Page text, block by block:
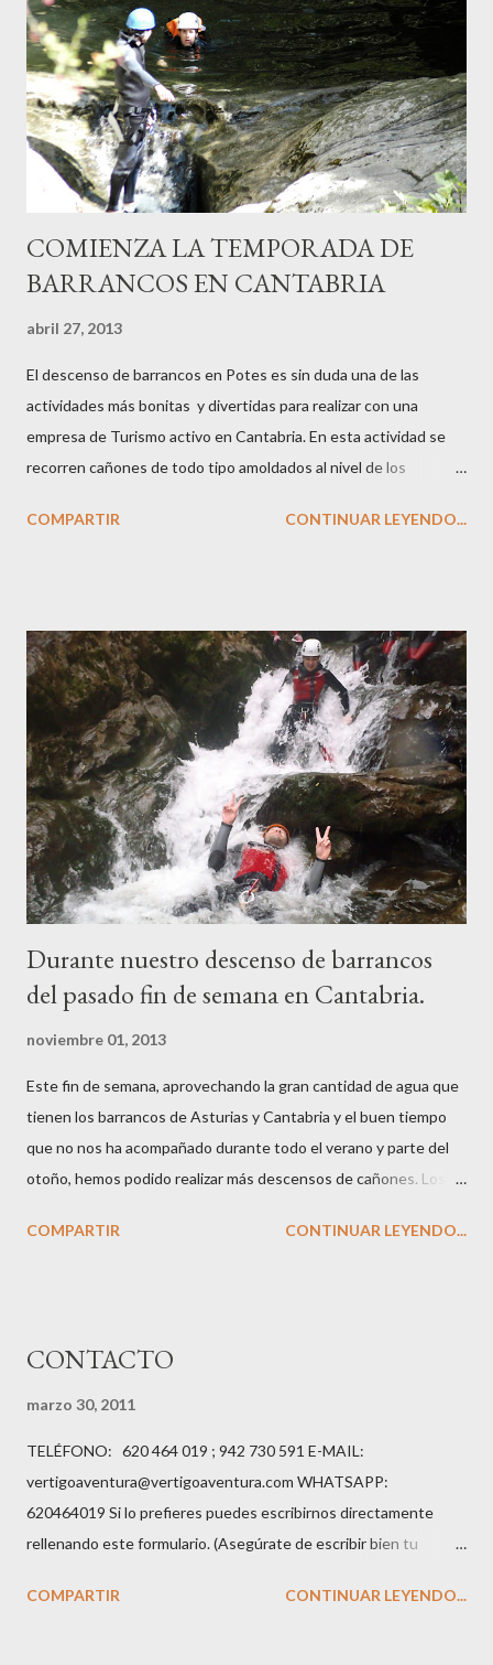
COMIENZA LA TEMPORADA DE
BARRANCOS EN CANTABRIA
abril 27, 2013
El descenso de barrancos en Potes es sin duda una de las
actividades más bonitas y divertidas para realizar con una
empresa de Turismo activo en Cantabria. En esta actividad se
recorren cañones de todo tipo amoldados al nivel de los
puedan disfrutar de esta aventura y diversión. El descenso de
itinerarios, tarifas...)
COMPARTIR CONTINUAR LEYENDO...
Durante nuestro descenso de barrancos
del pasado fin de semana en Cantabria.
noviembre 01, 2013
Este fin de semana, aprovechando la gran cantidad de agua que
tienen los barrancos de Asturias y Cantabria y el buen tiempo
que no nos ha acompañado durante todo el verano y parte del
otoño, hemos podido realizar más descensos de cañones. Los
excepcionales para la práctica del barranquismo en los Picos de
amigos....
COMPARTIR CONTINUAR LEYENDO...
CONTACTO
marzo 30, 2011
TELÉFONO: 620 464 019 ; 942 730 591 E-MAIL:
vertigoaventura@vertigoaventura.com WHATSAPP:
620464019 Si lo prefieres puedes escribirnos directamente
rellenando este formulario. (Asegúrate de escribir bien tu
COMPARTIR
CONTINUAR LEYENDO...